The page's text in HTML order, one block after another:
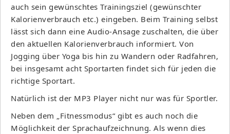
auch sein gewünschtes Trainingsziel (gewünschter
Kalorienverbrauch etc.) eingeben. Beim Training selbst
lässt sich dann eine Audio-Ansage zuschalten, die über
den aktuellen Kalorienverbrauch informiert. Von
Jogging über Yoga bis hin zu Wandern oder Radfahren,
bei insgesamt acht Sportarten findet sich für jeden die
richtige Sportart.
Natürlich ist der MP3 Player nicht nur was für Sportler.
Neben dem „Fitnessmodus“ gibt es auch noch die
Möglichkeit der Sprachaufzeichnung. Als wenn dies